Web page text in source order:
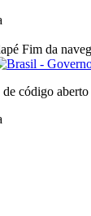
Fim da
código aberto